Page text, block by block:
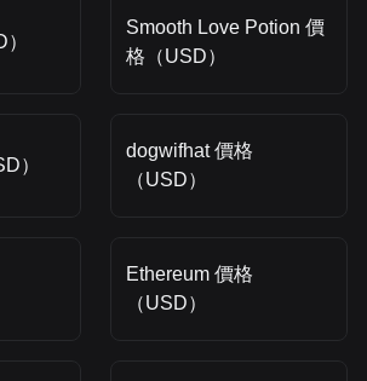
Smooth Love Potion 價
格（USD）
）
dogwifhat 價格
（USD）
Ethereum 價格
（USD）